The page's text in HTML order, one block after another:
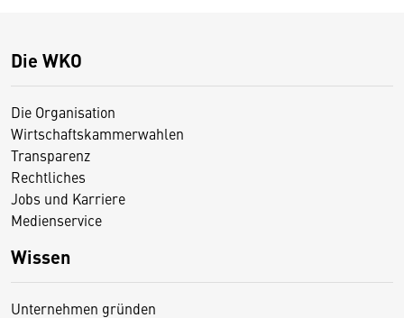
Die WKO
Die Organisation
Wirtschaftskammerwahlen
Transparenz
Rechtliches
Jobs und Karriere
Medienservice
Wissen
Unternehmen gründen